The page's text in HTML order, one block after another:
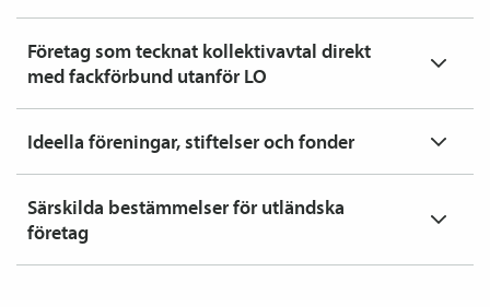
Företag som tecknat kollektiv­avtal direkt
med fackförbund utanför LO
Ideella föreningar, stiftelser och fonder
Särskilda bestämmelser för utländska
företag